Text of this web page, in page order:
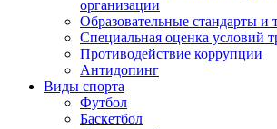
организации
Образовательные стандарты и
Специальная оценка условий
Противодействие коррупции
Антидопинг
Виды спорта
Футбол
Баскетбол